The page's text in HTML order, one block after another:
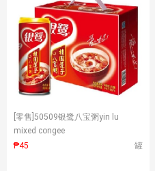
[零售] 50509银鹭八宝粥yin lu
mixed congee
₱45
罐